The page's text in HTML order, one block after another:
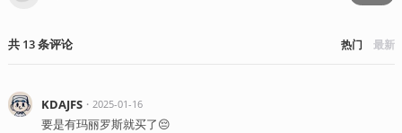
共 13条评论 热门 最新
KDAJFS・ 2025-01-16
要是有玛丽罗斯就买了😔